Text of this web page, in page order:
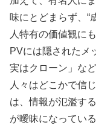
味にとどまらず、“
人特有の価値観に
PVには隠されたメ
実はクローン」な
人々はどこかで信
は、情報が氾濫す
が曖昧になってい